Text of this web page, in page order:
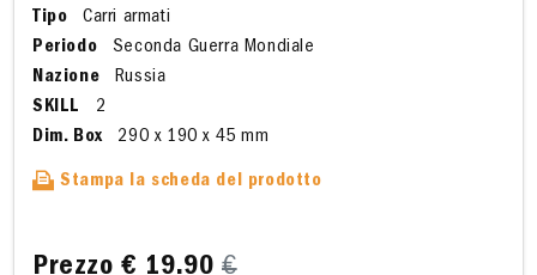
Tipo
Carri armati
Periodo
Seconda Guerra Mondiale
Nazione
Russia
SKILL
2
Dim. Box
290 x 190 x 45 mm
Stampa la scheda del prodotto
Prezzo€ 19.90 €